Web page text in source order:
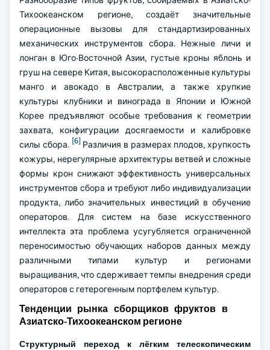
Тихоокеанском регионе, создаёт значительные
операционные вызовы для стандартизированных
механических инструментов сбора. Нежные личи и
лонган в Юго-Восточной Азии, густые кроны яблонь и
груш на севере Китая, высокорасположенные культуры
манго и авокадо в Австралии, а также хрупкие
культуры клубники и винограда в Японии и Южной
Корее предъявляют особые требования к геометрии
захвата, конфигурации досягаемости и калибровке
силы сбора. [6]Различия в размерах плодов, хрупкость
кожуры, нерегулярные архитектуры ветвей и сложные
формы крон снижают эффективность универсальных
инструментов сбора и требуют либо индивидуализации
продукта, либо значительных инвестиций в обучение
операторов. Для систем на базе искусственного
интеллекта эта проблема усугубляется ограниченной
переносимостью обучающих наборов данных между
различными типами культур и регионами
выращивания, что сдерживает темпы внедрения среди
операторов с гетерогенным портфелем культур.
Тенденции рынка сборщиков фруктов в
Азиатско-Тихоокеанском регионе
Структурный переход к лёгким телескопическим